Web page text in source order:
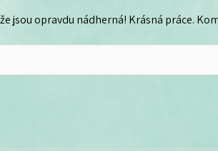
jsou opravdu nádherná! Krásná práce.